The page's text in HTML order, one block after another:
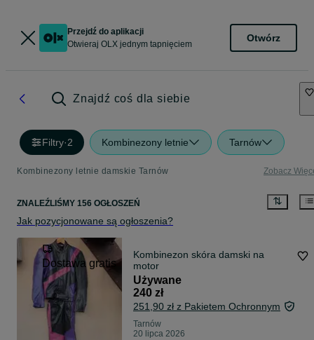
Przejdź do aplikacji
Otwieraj OLX jednym tapnięciem
Otwórz
Znajdź coś dla siebie
Filtry·2 Kombinezony letnie Tarnów
Kombinezony letnie damskie Tarnów Zobacz
ZNALEŹLIŚMY 156 OGŁOSZEŃ
Jak pozycjonowane są ogłoszenia?
Dostawa gratis
Kombinezon skóra damski na
motor
Używane
240 zł
251,90 zł z Pakietem Ochronnym
Tarnów
20 lipca 2026